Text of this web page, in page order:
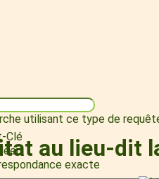
utilisant ce type de
Clé
exacte
au lieu-dit